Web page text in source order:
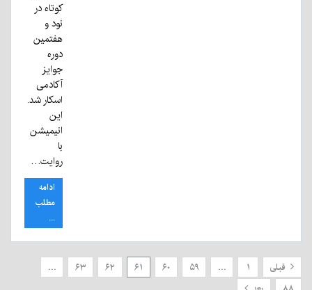
کوتاه در
نود و
هفتمین
دوره
جوایز
آکادمی
اسکار شد.
این
انیمیشن
با
روایت…
ادامه
مطلب
...
قبلی ۱ … ۵۹ ۶۰ ۶۱ ۶۲ ۶۳
…